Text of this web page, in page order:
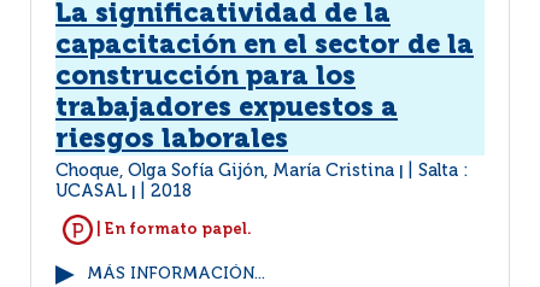
La significatividad de la
capacitación en el sector de la
construcción para los
trabajadores expuestos a
riesgos laborales
Choque, Olga Sofía Gijón, María Cristina
Salta :
UCASAL
2018
| En formato papel.
MÁS INFORMACIÓN...